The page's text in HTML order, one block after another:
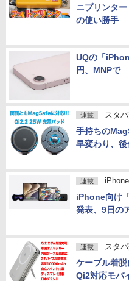
ニプリンタ
の使い勝手
UQの「
円、MNPで
連載 スタ
手持ちの
早変わり、
連載
iPhone向け
発表、9日の
連載 スタ
ケーブル着
Qi2対応モバ